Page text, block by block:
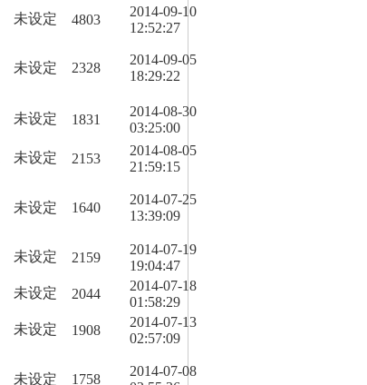
未设定 4803
2014-09-10
12:52:27
未设定 2328
2014-09-05
18:29:22
未设定 1831
2014-08-30
03:25:00
未设定 2153
2014-08-05
21:59:15
未设定 1640
2014-07-25
13:39:09
未设定 2159
2014-07-19
19:04:47
未设定 2044
2014-07-18
01:58:29
未设定 1908
2014-07-13
02:57:09
未设定 1758
2014-07-08